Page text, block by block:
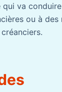
qui va
ou à